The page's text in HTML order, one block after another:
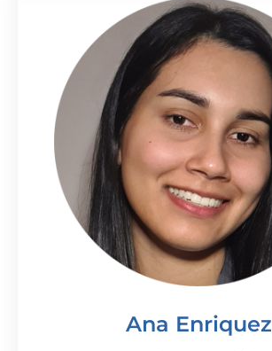
Ana Enriquez